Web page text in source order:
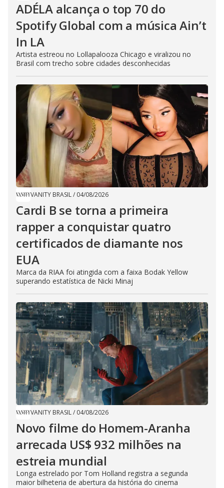
ADÉLA alcança o top 70 do
Spotify Global com a música Ain’t
In LA
Artista estreou no Lollapalooza Chicago e viralizou no
Brasil com trecho sobre cidades desconhecidas
VANITY BRASIL/ 04/08/2026
Cardi B se torna a primeira
rapper a conquistar quatro
certificados de diamante nos
EUA
Marca da RIAA foi atingida com a faixa Bodak Yellow
superando estatística de Nicki Minaj
VANITY BRASIL/ 04/08/2026
Novo filme do Homem-Aranha
arrecada US$ 932 milhões na
estreia mundial
Longa estrelado por Tom Holland registra a segunda
maior bilheteria de abertura da história do cinema